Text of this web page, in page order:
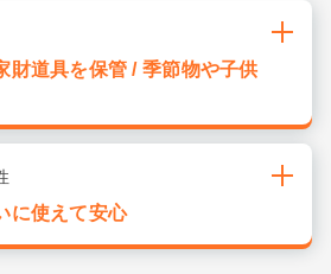
財道具を保管 / 季節物や子供
に使えて安心